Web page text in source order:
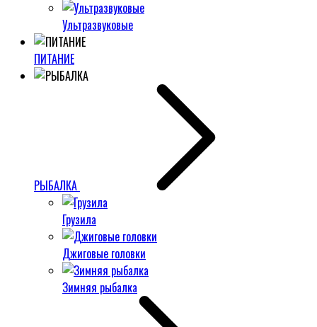
Ультразвуковые
ПИТАНИЕ
РЫБАЛКА
Грузила
Джиговые головки
Зимняя рыбалка